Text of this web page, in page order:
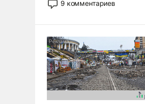
революционных изменений.
псевдонаучной фантастики,
стало всерьез обсуждаемой
идеей.
9 комментариев